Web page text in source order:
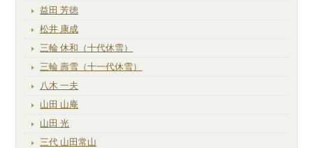
益田 芳徳
松井 康成
三輪 休和（十代休雪）
三輪 壽雪（十一代休雪）
八木 一夫
山田 山庵
山田 光
三代 山田常山